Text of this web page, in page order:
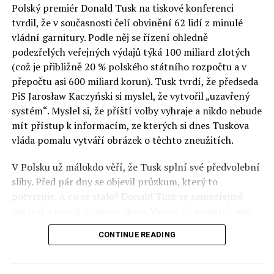
Otázky spojené s vývojem umělé inteligence budou na
fóru AI zvláště diskutovanou oblastí. Fórum AI bude
zahrnovat vyhrazenou tematickou trať skládající se z
panelů, prezentací, workshopů a speciálních akcí.
Budou diskutovány klíčové otázky vlivu umělé
inteligence ve společnosti, ale i v sektoru veřejných a
komerčních služeb. Budou se diskutovat problémy a
výzvy, kterým bude muset trh čelit tváří v tvář zásadním
technologickým změnám. Účastníci fóra také zváží, do
technologií umělé inteligence v mnoha oblastech života
umožní Evropské unii obnovit konkurenceschopnost ve
vztahu ke globálním ekonomikám a nutnosti zajistit
Polský premiér Donald Tusk na tiskové konferenci
tvrdil, že v současnosti čelí obvinění 62 lidí z minulé
vládní garnitury. Podle něj se řízení ohledně
podezřelých veřejných výdajů týká 100 miliard zlotých
(což je přibližně 20 % polského státního rozpočtu a v
přepočtu asi 600 miliard korun). Tusk tvrdí, že předseda
PiS Jarosław Kaczyński si myslel, že vytvořil „uzavřený
systém“. Myslel si, že příští volby vyhraje a nikdo nebude
mít přístup k informacím, ze kterých si dnes Tuskova
vláda pomalu vytváří obrázek o těchto zneužitích.
V Polsku už málokdo věří, že Tusk splní své předvolební
sliby. Před pár dny se objevil průzkum, který to
potvrzuje. A co se stalo? Donald Tusk se samozřejmě
před kamerami podepsali dohodu o stíhání členů PiS, a
ti poslušně ono divadlo předvedli. Andrzej Domański
CONTINUE READING